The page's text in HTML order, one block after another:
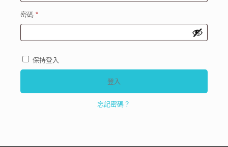
密碼 *必
保持登入
登入
忘記密碼？